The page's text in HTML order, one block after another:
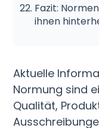
Fazit:
ihnen
Aktuelle
Normung sind
Qualität,